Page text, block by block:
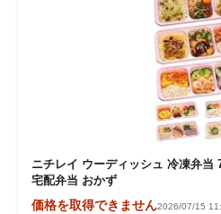
ニチレイ ウーディッシュ 冷凍弁当
宅配弁当 おかず
価格を取得できません2026/07/15